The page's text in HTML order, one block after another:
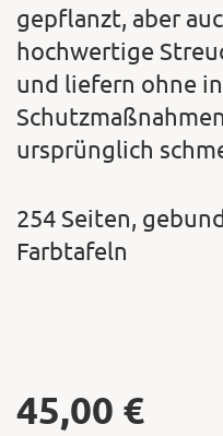
gepflanzt, aber
hochwertige
und liefern ohne
ursprünglich
254 Seiten,
Farbtafeln
45,00 €